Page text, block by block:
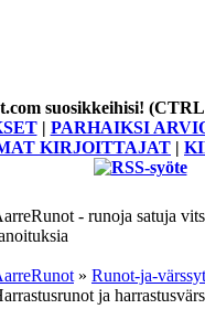
suosikkeihisi!
| PARHAIKSI
KIRJOITTAJAT |
- runoja satuja
» Runot-ja-värssyt
ja